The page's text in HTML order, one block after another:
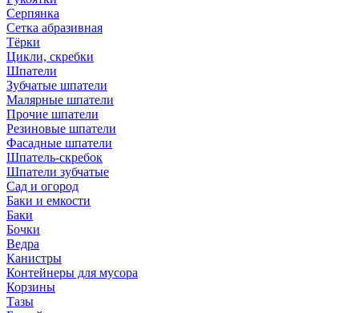
Серпянка
Сетка абразивная
Тёрки
Цикли, скребки
Шпатели
Зубчатые шпатели
Малярные шпатели
Прочие шпатели
Резиновые шпатели
Фасадные шпатели
Шпатель-скребок
Шпатели зубчатые
Сад и огород
Баки и емкости
Баки
Бочки
Ведра
Канистры
Контейнеры для мусора
Корзины
Тазы